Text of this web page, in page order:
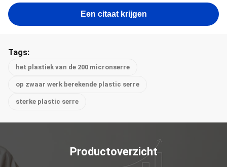
Een citaat krijgen
Tags:
het plastiek van de 200 micronserre
op zwaar werk berekende plastic serre
sterke plastic serre
Productoverzicht